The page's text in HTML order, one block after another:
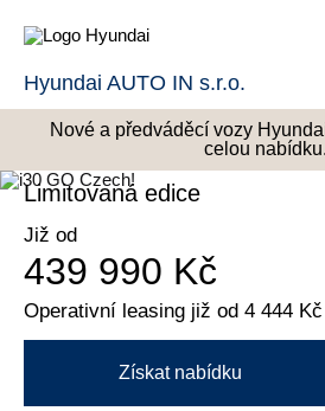
Hyundai AUTO IN s.r.o.
Nové a předváděcí vozy
celou nabídku.
i30 GO Czech!
Limitovaná edice
Již od
439 990 Kč
Operativní leasing již od 4 444
Získat nabídku